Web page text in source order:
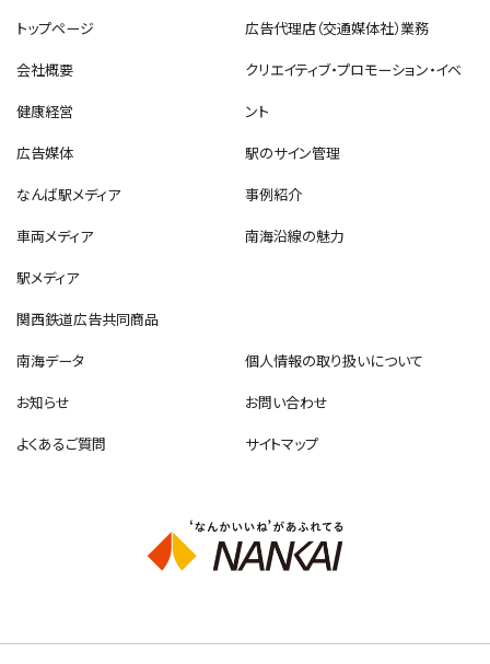
トップページ
会社概要
健康経営
広告媒体
なんば駅メディア
車両メディア
駅メディア
関西鉄道広告共同商品
広告代理店（交通媒体社）業務
クリエイティブ・プロモーション・イベ
ント
駅のサイン管理
事例紹介
南海沿線の魅力
南海データ
個人情報の取り扱いについて
お知らせ
お問い合わせ
よくあるご質問
サイトマップ